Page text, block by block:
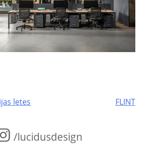
letes FLINT
/lucidusdesign